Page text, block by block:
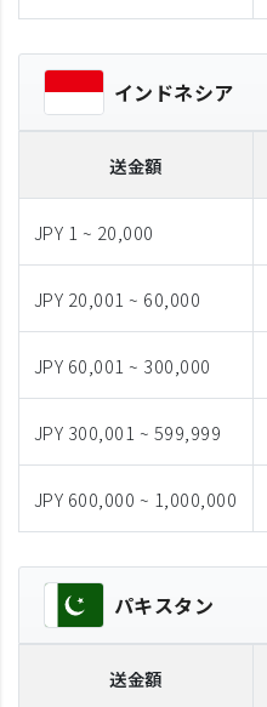
インドネシア
送金額
JPY 1 ~ 20,000
JPY 20,001 ~ 60,000
JPY 60,001 ~ 300,000
JPY 300,001 ~ 599,999
JPY 600,000 ~ 1,000,000
パキスタン
送金額